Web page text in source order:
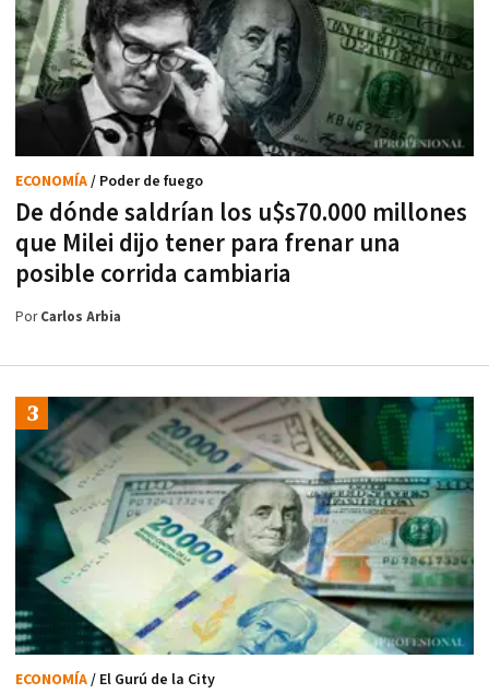
De dónde saldrían los u$s70.000 millones
que Milei dijo tener para frenar una
posible corrida cambiaria
ECONOMÍA/ Poder de fuego
PorCarlos Arbia
ECONOMÍA/ El Gurú de la City